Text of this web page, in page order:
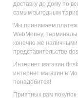
доставку до дому по
самым выгодным
Мы принимаем
WebMoney,
конечно же
представительстве
Интернет магазин
интернет магазин в
понадобится!
Приятных вам